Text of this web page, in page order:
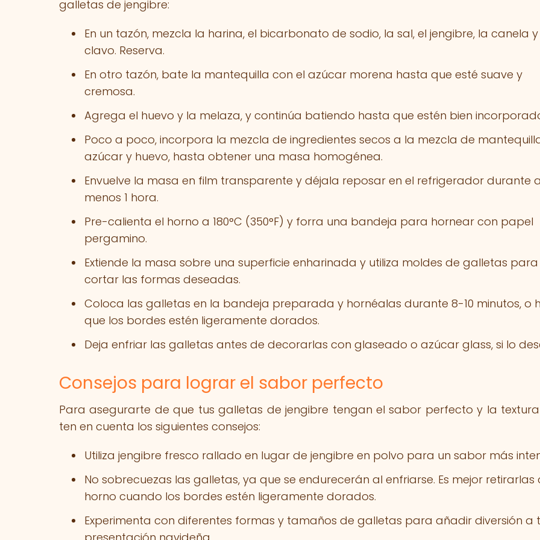
galletas de jengibre:
En un tazón, mezcla la harina, el bicarbonato de sodio, la sal, el jengibre, la canela y
clavo. Reserva.
En otro tazón, bate la mantequilla con el azúcar morena hasta que esté suave y
cremosa.
Agrega el huevo y la melaza, y continúa batiendo hasta que estén bien
Poco a poco, incorpora la mezcla de ingredientes secos a la mezcla de
azúcar y huevo, hasta obtener una masa homogénea.
Envuelve la masa en film transparente y déjala reposar en el refrigerador durante
menos 1 hora.
Pre-calienta el horno a 180°C (350°F) y forra una bandeja para hornear con papel
pergamino.
Extiende la masa sobre una superficie enharinada y utiliza moldes de galletas para
cortar las formas deseadas.
Coloca las galletas en la bandeja preparada y hornéalas durante 8-10 minutos, o
que los bordes estén ligeramente dorados.
Deja enfriar las galletas antes de decorarlas con glaseado o azúcar glass, si lo
Consejos para lograr el sabor perfecto
Para asegurarte de que tus galletas de jengibre tengan el sabor perfecto y la
ten en cuenta los siguientes consejos:
Utiliza jengibre fresco rallado en lugar de jengibre en polvo para un sabor más
No sobrecuezas las galletas, ya que se endurecerán al enfriarse. Es mejor retirarlas
horno cuando los bordes estén ligeramente dorados.
Experimenta con diferentes formas y tamaños de galletas para añadir diversión a